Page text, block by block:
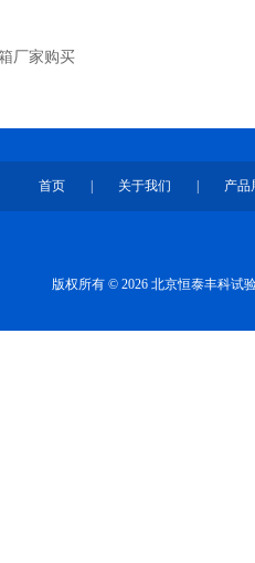
厂家购买
首页 关于我们 产品
版权所有 © 2026 北京恒泰丰科试